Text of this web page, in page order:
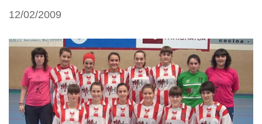
12/02/2009